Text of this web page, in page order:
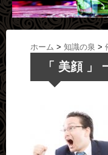
ホーム > 知識の泉 >
「 美顔 」